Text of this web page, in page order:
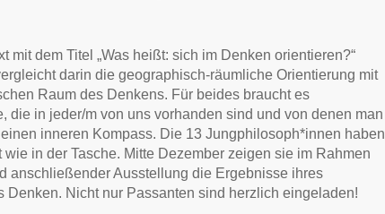
mit dem Titel „Was heißt: sich im Denken orientieren?“
darin die geographisch-räumliche Orientierung mit
Raum des Denkens. Für beides braucht es
die in jeder/m von uns vorhanden sind und von denen man
einen inneren Kompass. Die 13 Jungphilosoph*innen haben
in der Tasche. Mitte Dezember zeigen sie im Rahmen
anschließender Ausstellung die Ergebnisse ihres
Denken. Nicht nur Passanten sind herzlich eingeladen!